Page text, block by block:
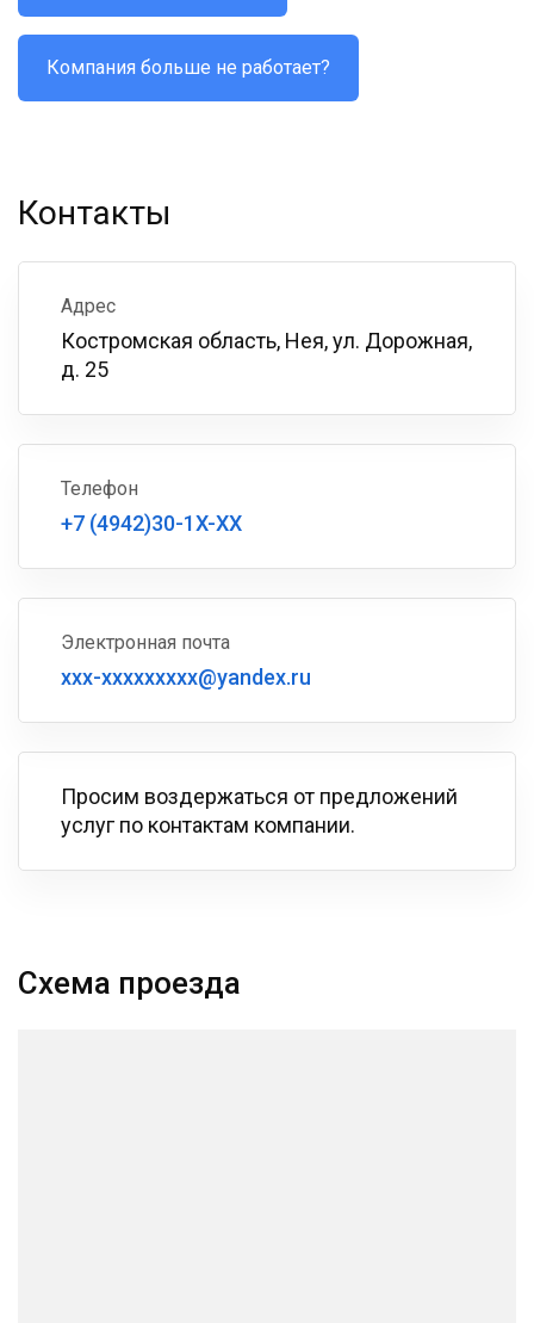
Компания больше не работает?
Контакты
Адрес
Костромская область, Нея, ул. Дорожная,
д. 25
Телефон
+7 (4942)30-1X-XX
Электронная почта
xxx-xxxxxxxxx@yandex.ru
Просим воздержаться от предложений
услуг по контактам компании.
Схема проезда